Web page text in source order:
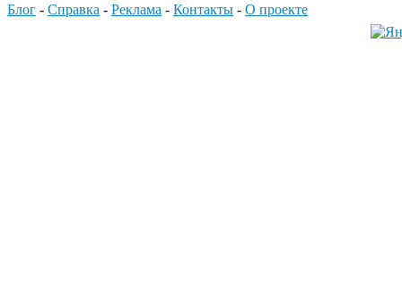
Блог - Справка - Реклама - Контакты - О проекте